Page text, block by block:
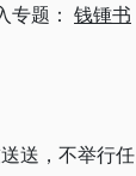
专题： 钱锺书
送，不举行任